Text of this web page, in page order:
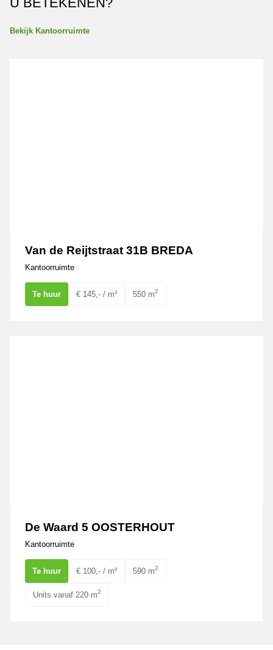
Bekijk Kantoorruimte
Van de Reijtstraat 31B BREDA
Kantoorruimte
Te huur € 145,- / m² 550 m2
De Waard 5 OOSTERHOUT
Kantoorruimte
Te huur € 100,- / m² 590 m2
Units vanaf 220 m2